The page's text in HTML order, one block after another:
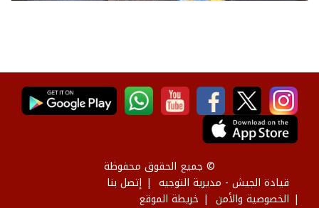
© جميع الحقوق محفوظة
قيادة الجيش - مديرية التوجيه
إتصل بنا
الخصوصية والأمن
خريطة الموقع